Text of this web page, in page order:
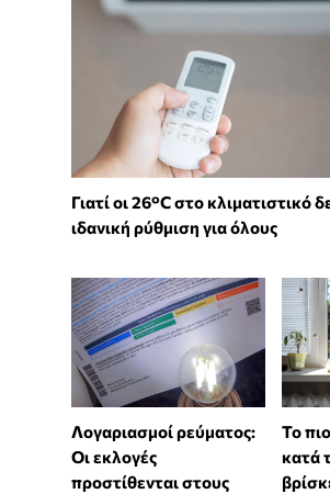
Γιατί οι 26°C στο κλιματιστικό
ιδανική ρύθμιση για όλους
Λογαριασμοί ρεύματος:
Οι εκλογές
προστίθενται στους
To
κατά